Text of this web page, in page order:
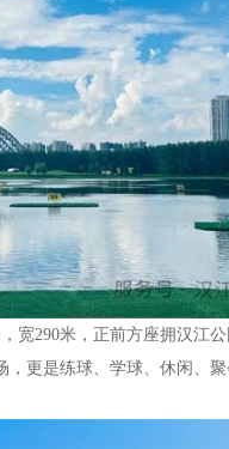
宽290米，正前方座拥汉江
更是练球、学球、休闲、